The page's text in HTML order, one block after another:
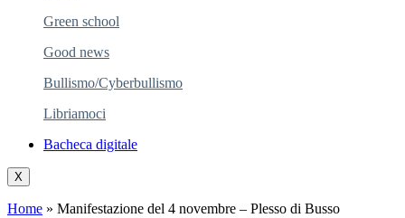
Green school
Good news
Bullismo/Cyberbullismo
Libriamoci
Bacheca digitale
X
Home » Manifestazione del 4 novembre – Plesso di Busso